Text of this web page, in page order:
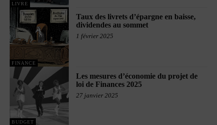
LIVRE
FINANCE
Taux des livrets d’épargne en baisse,
dividendes au sommet
1 février 2025
BUDGET
Les mesures d’économie du projet de
loi de Finances 2025
27 janvier 2025